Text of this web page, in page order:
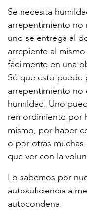
Se necesita
arrepentimiento no
uno se entrega al
arrepiente al
fácilmente en una
Sé que esto
arrepentimiento no
humildad. Uno
remordimiento por
mismo, por haber
o por otras
que ver con la
Lo sabemos por
autosuficiencia a
autocondena.